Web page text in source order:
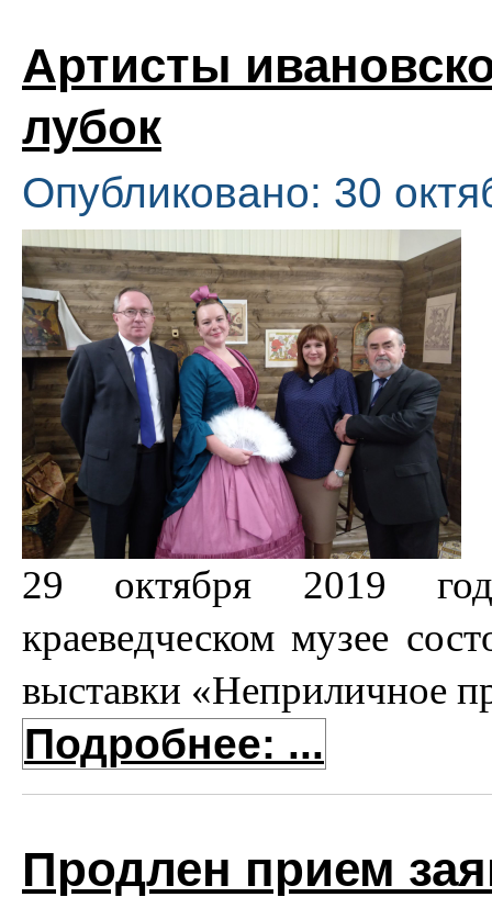
Артисты
лубок
Опубликовано: 30
29 октября 2019
краеведческом музее
выставки «Неприличное
Подробнее: ...
Продлен прием